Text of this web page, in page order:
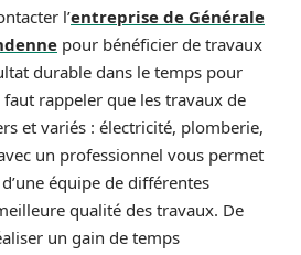
l’entreprise de Générale
pour bénéficier de travaux
durable dans le temps pour
rappeler que les travaux de
et variés : électricité, plomberie,
un professionnel vous permet
équipe de différentes
qualité des travaux. De
un gain de temps